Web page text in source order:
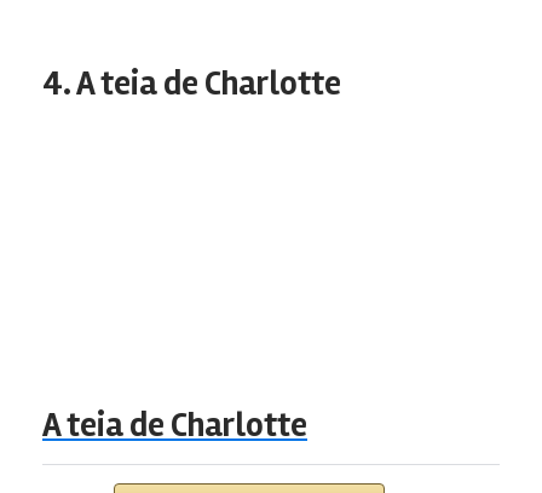
4. A teia de Charlotte
A teia de Charlotte